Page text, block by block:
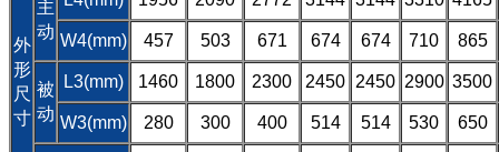
外
形
尺
寸
主
动 W4(mm) 457 503 671 674 674 710 865
被
动
L3(mm) 1460 1800 2300 2450 2450 2900 3500
W3(mm) 280 300 400 514 514 530 650